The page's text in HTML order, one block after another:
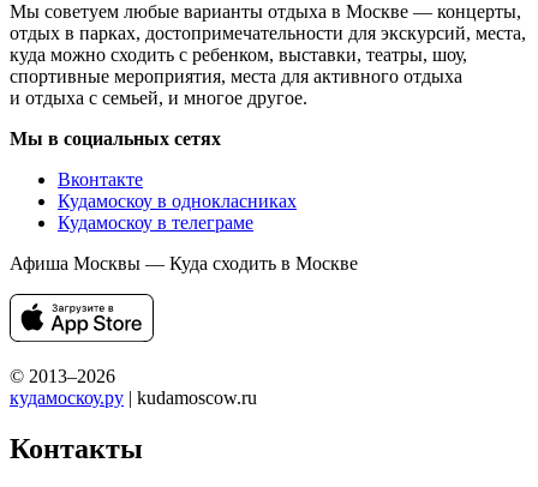
Мы советуем любые варианты отдыха в Москве — концерты,
отдых в парках, достопримечательности для экскурсий, места,
куда можно сходить с ребенком, выставки, театры, шоу,
спортивные мероприятия, места для активного отдыха
и отдыха с семьей, и многое другое.
Мы в социальных сетях
Вконтакте
Кудамоскоу в однокласниках
Кудамоскоу в телеграме
Афиша Москвы — Куда сходить в Москве
© 2013–2026
кудамоскоу.ру | kudamoscow.ru
Контакты